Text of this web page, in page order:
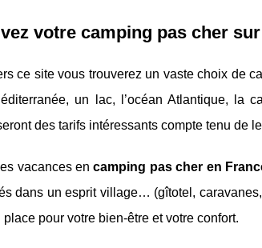
votre camping pas cher
ce site vous trouverez un vaste choix de
un lac, l’océan Atlantique, la
des tarifs intéressants compte tenu de
vacances encamping pas cher en
dans un esprit village… (gîtotel,
place pour votre bien-être et votre confort.